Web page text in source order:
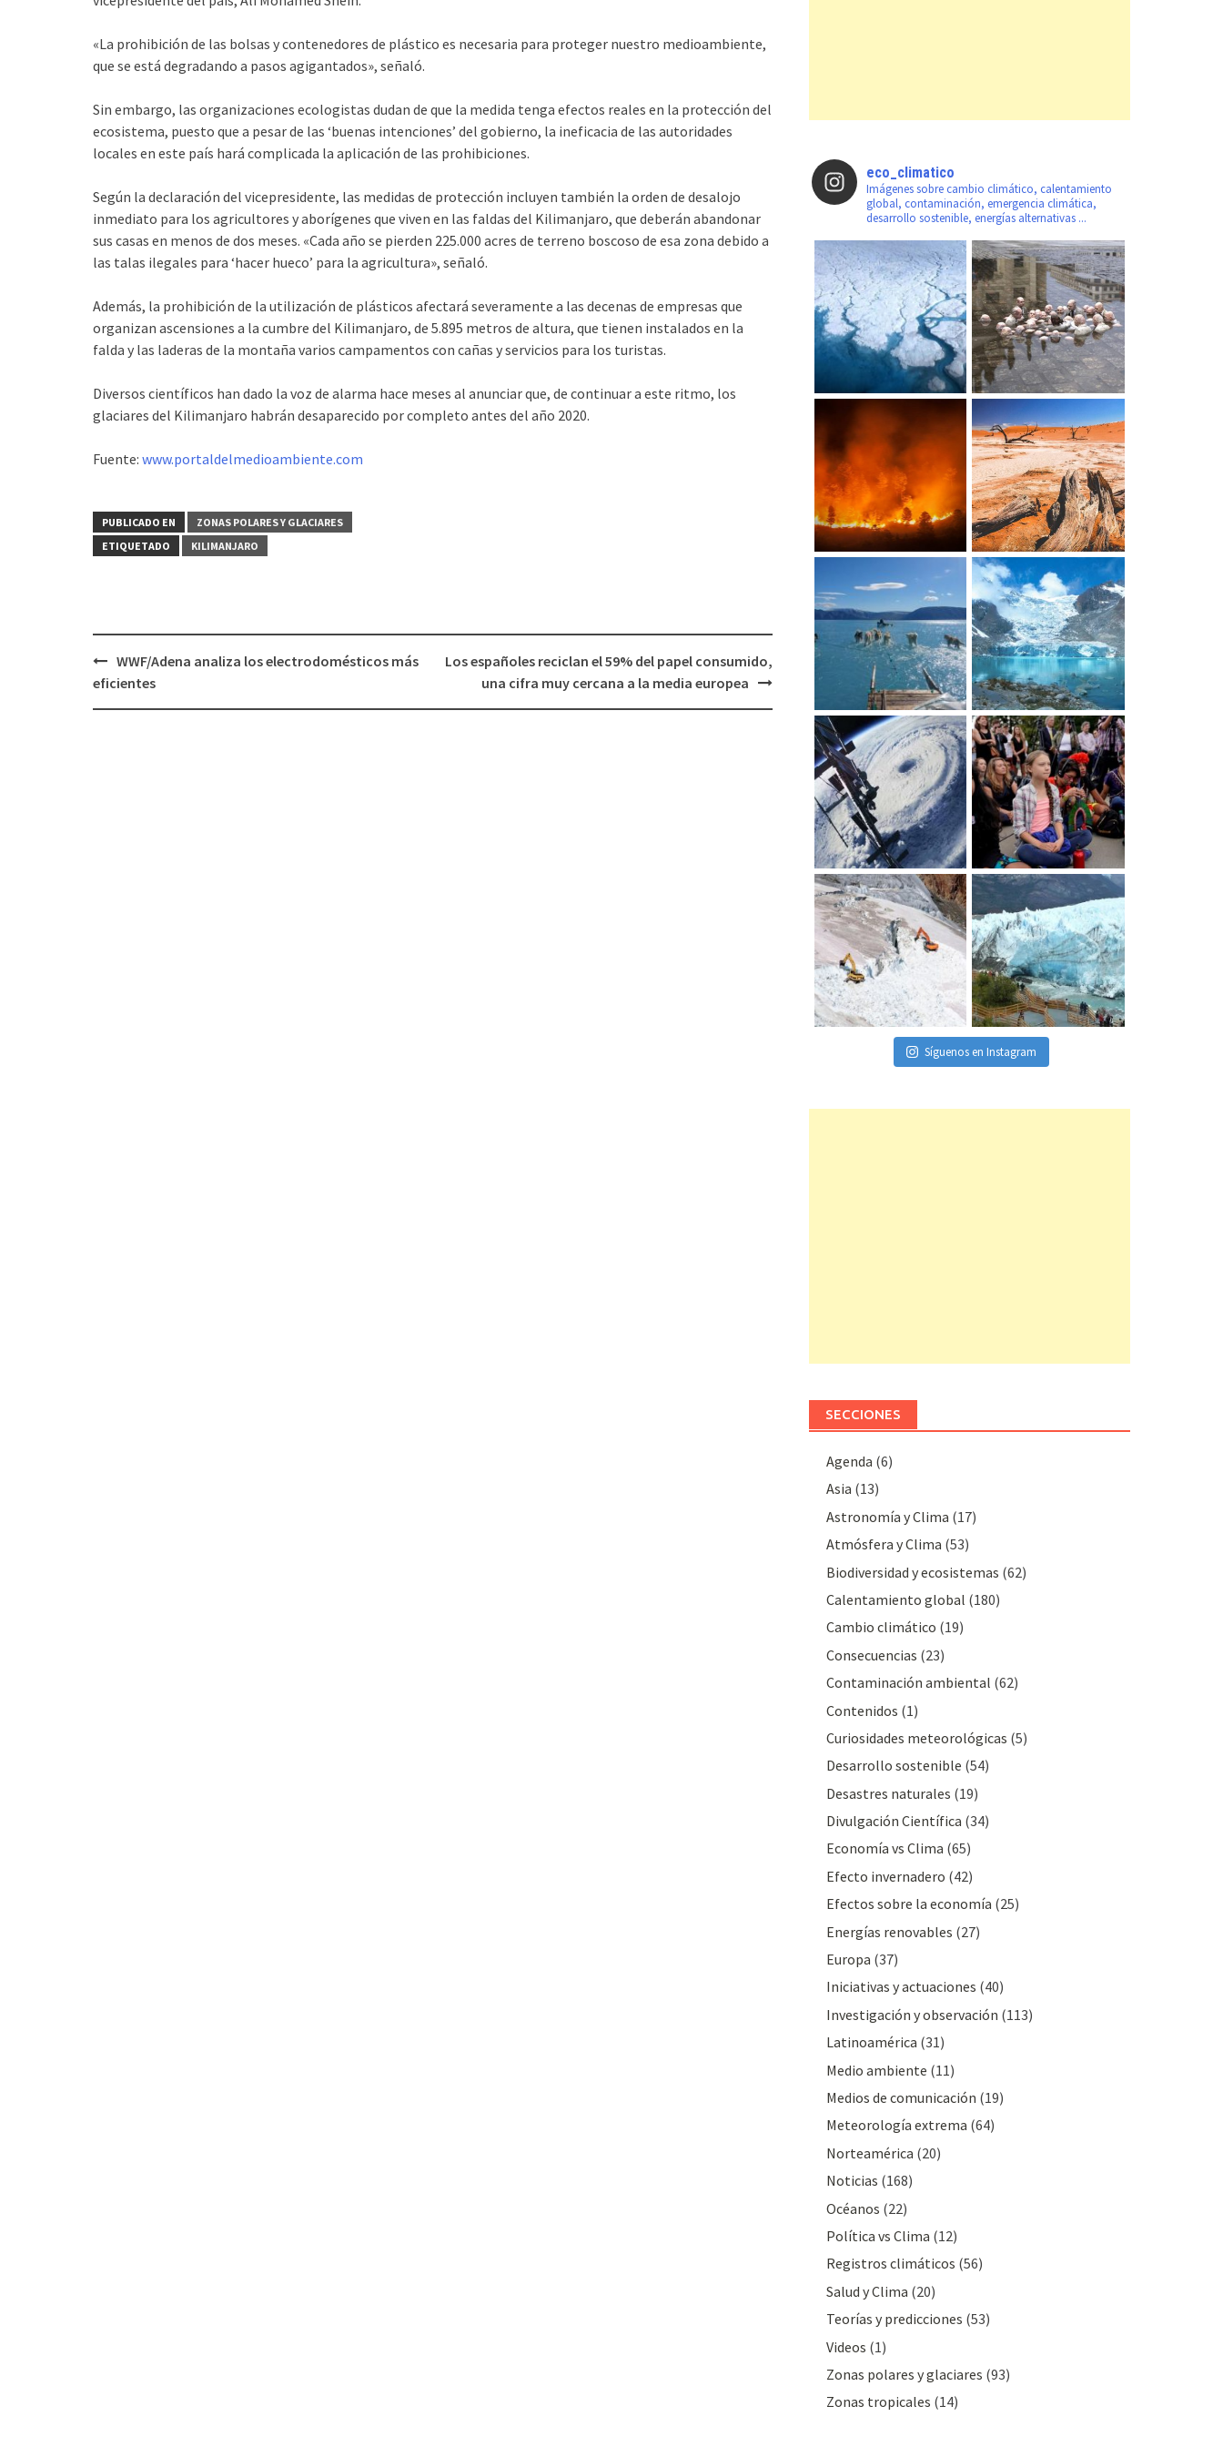
«La prohibición de las bolsas y contenedores de plástico es necesaria para proteger nuestro medioambiente,
que se está degradando a pasos agigantados», señaló.
Sin embargo, las organizaciones ecologistas dudan de que la medida tenga efectos reales en la protección del
ecosistema, puesto que a pesar de las ‘buenas intenciones’ del gobierno, la ineficacia de las autoridades
locales en este país hará complicada la aplicación de las prohibiciones.
Según la declaración del vicepresidente, las medidas de protección incluyen también la orden de desalojo
inmediato para los agricultores y aborígenes que viven en las faldas del Kilimanjaro, que deberán abandonar
sus casas en menos de dos meses. «Cada año se pierden 225.000 acres de terreno boscoso de esa zona debido a
las talas ilegales para ‘hacer hueco’ para la agricultura», señaló.
Además, la prohibición de la utilización de plásticos afectará severamente a las decenas de empresas que
organizan ascensiones a la cumbre del Kilimanjaro, de 5.895 metros de altura, que tienen instalados en la
falda y las laderas de la montaña varios campamentos con cañas y servicios para los turistas.
Diversos científicos han dado la voz de alarma hace meses al anunciar que, de continuar a este ritmo, los
glaciares del Kilimanjaro habrán desaparecido por completo antes del año 2020.
Fuente: www.portaldelmedioambiente.com
PUBLICADO EN
ZONAS POLARES Y GLACIARES
ETIQUETADO
KILIMANJARO
Navegación
WWF/Adena analiza los electrodomésticos más
eficientes
Los españoles reciclan el 59% del papel consumido,
una cifra muy cercana a la media europea
eco_climatico
Imágenes sobre cambio climático, calentamiento
global, contaminación, emergencia climática,
desarrollo sostenible, energías alternativas ...
Síguenos en Instagram
SECCIONES
Agenda (6)
Asia (13)
Astronomía y Clima (17)
Atmósfera y Clima (53)
Biodiversidad y ecosistemas (62)
Calentamiento global (180)
Cambio climático (19)
Consecuencias (23)
Contaminación ambiental (62)
Contenidos (1)
Curiosidades meteorológicas (5)
Desarrollo sostenible (54)
Desastres naturales (19)
Divulgación Cientí­fica (34)
Economía vs Clima (65)
Efecto invernadero (42)
Efectos sobre la economía (25)
Energías renovables (27)
Europa (37)
Iniciativas y actuaciones (40)
Investigación y observación (113)
Latinoamérica (31)
Medio ambiente (11)
Medios de comunicación (19)
Meteorologí­a extrema (64)
Norteamérica (20)
Noticias (168)
Océanos (22)
Polí­tica vs Clima (12)
Registros climáticos (56)
Salud y Clima (20)
Teorías y predicciones (53)
Videos (1)
Zonas polares y glaciares (93)
Zonas tropicales (14)